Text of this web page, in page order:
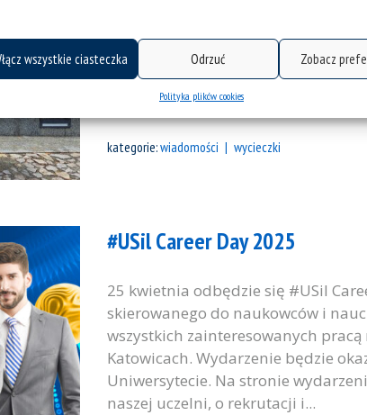
wszystkie ciasteczka Odrzuć Zobacz
Polityka plików cookies
W sobotę 17 maja w ramach
do Bielska-Białej. Tuż po
wyścig z czasem, a przy okazji
Chodząc po mieście spotykaliśmy
które krótko opowiadały nam o sobie
kategorie:wiadomości wycieczki
#USil Career Day 2025
25 kwietnia odbędzie się #USil
skierowanego do naukowców i
wszystkich zainteresowanych
Katowicach. Wydarzenie będzie
Uniwersytecie. Na stronie
naszej uczelni, o rekrutacji i...